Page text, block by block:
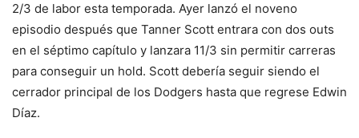
2/3 de labor esta temporada. Ayer lanzó el noveno
episodio después que Tanner Scott entrara con dos outs
en el séptimo capítulo y lanzara 11/3 sin permitir carreras
para conseguir un hold. Scott debería seguir siendo el
cerrador principal de los Dodgers hasta que regrese Edwin
Díaz.